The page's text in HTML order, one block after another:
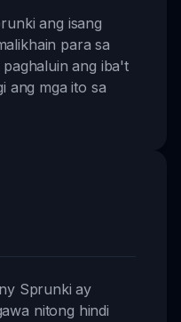
ang isang
para sa
ang iba't
ang mga ito sa
Sprunki ay
nitong hindi